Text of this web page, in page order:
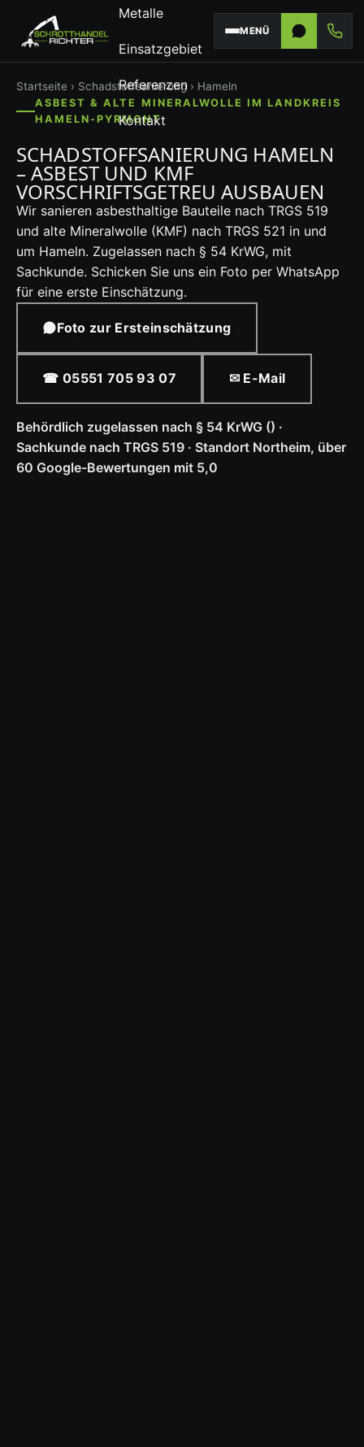
Metalle
Einsatzgebiet
Referenzen
Kontakt
MENÜ
Startseite › Schadstoffsanierung› Hameln
ASBEST & ALTE MINERALWOLLE IM LANDKREIS
HAMELN-PYRMONT
SCHADSTOFFSANIERUNG HAMELN
– ASBEST UND KMF
VORSCHRIFTSGETREU AUSBAUEN
Wir sanieren asbesthaltige Bauteile nach TRGS 519
und alte Mineralwolle (KMF) nach TRGS 521 in und
um Hameln. Zugelassen nach § 54 KrWG, mit
Sachkunde. Schicken Sie uns ein Foto per WhatsApp
für eine erste Einschätzung.
Foto zur Ersteinschätzung
☎ 05551 705 93 07 ✉ E-Mail
Behördlich zugelassen nach § 54 KrWG () ·
Sachkunde nach TRGS 519 · Standort Northeim, über
60 Google-Bewertungen mit 5,0